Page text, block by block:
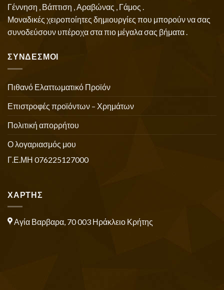
Γέννηση , Βάπτιση , Αραβώνας , Γάμος .
Μοναδικές χειροποίητες δημιουργίες που μπορούν να σας
συνοδεύσουν υπέροχα στα πιο μέγαλα σας βήματα .
ΣΥΝΔΕΣΜΟΙ
Πιθανό Ελαττωματικό Προϊόν
Επιστροφές προϊόντων – Χρημάτων
Πολιτική απορρήτου
Ο λογαριασμός μου
Γ.Ε.ΜΗ 076225127000
ΧΑΡΤΗΣ
Αγία Βαρβαρα, 70 003 Ηράκλειο Κρήτης